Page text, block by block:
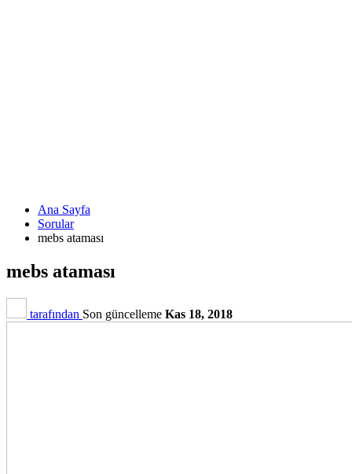
Ana Sayfa
Sorular
mebs ataması
mebs ataması
tarafından Son güncelleme Kas 18, 2018